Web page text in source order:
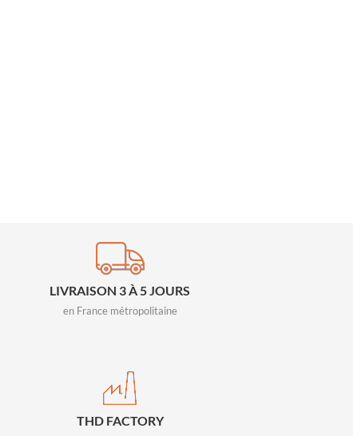
LIVRAISON 3 À 5 JOURS
en France métropolitaine
THD FACTORY